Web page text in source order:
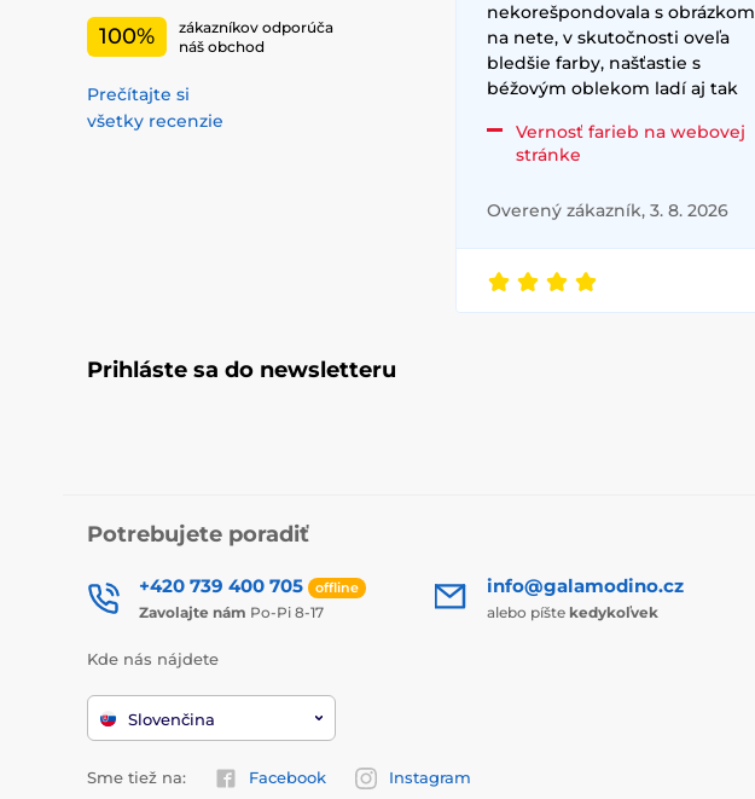
100%
zákazníkov odporúča
náš obchod
Prečítajte si
všetky recenzie
nekorešpondovala s obrázkom
na nete, v skutočnosti oveľa
bledšie farby, našťastie s
béžovým oblekom ladí aj tak
Vernosť farieb na webovej
stránke
Overený zákazník, 3. 8. 2026
Prihláste sa do newsletteru
Potrebujete poradiť
+420 739 400 705 offline
Zavolajte nám Po-Pi 8-17
info@galamodino.cz
alebo píšte kedykoľvek
Kde nás nájdete
Slovenčina
Sme tiež na: Facebook Instagram